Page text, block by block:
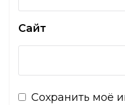
Сайт
Сохранить моё